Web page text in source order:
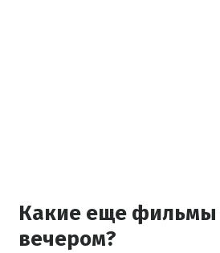
Какие еще фильмы
вечером?